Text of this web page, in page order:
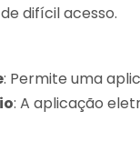
difícil acesso.
: Permite uma
: A aplicação